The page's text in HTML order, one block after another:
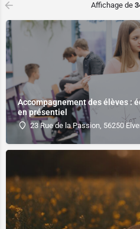
Affichage de
Accompagnement des élèves :
en présentiel
23 Rue de la Passion, 56250